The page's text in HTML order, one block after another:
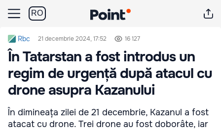
RO
Rbc 21 decembrie 2024, 17:52 16 127
În Tatarstan a fost introdus un
regim de urgență după atacul cu
drone asupra Kazanului
În dimineața zilei de 21 decembrie, Kazanul a fost
atacat cu drone. Trei drone au fost doborâte, iar